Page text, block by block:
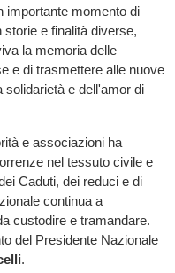
importante momento di
e finalità diverse,
la memoria delle
e di trasmettere alle nuove
solidarietà e dell'amor di
e associazioni ha
nel tessuto civile e
Caduti, dei reduci e di
continua a
custodire e tramandare.
del Presidente Nazionale
.